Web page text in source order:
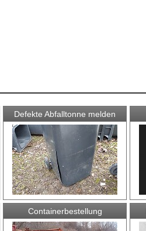
Defekte Abfalltonne melden
Containerbestellung